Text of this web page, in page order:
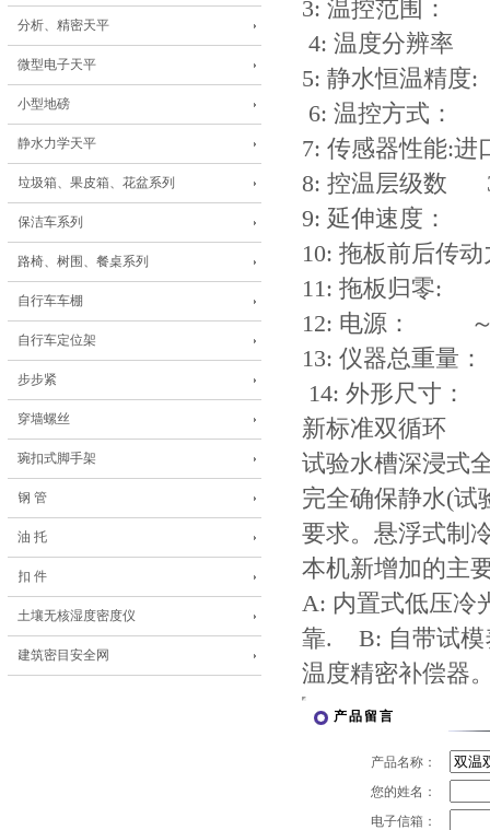
分析、精密天平
微型电子天平
小型地磅
静水力学天平
垃圾箱、果皮箱、花盆系列
保洁车系列
路椅、树围、餐桌系列
自行车车棚
自行车定位架
步步紧
穿墙螺丝
琬扣式脚手架
钢 管
油 托
扣 件
土壤无核湿度密度仪
建筑密目安全网
3: 温控范
4: 温度分辨率
5: 静水恒温
6: 温控方式：
7: 传感器性
8: 控温层级
9: 延伸速度：
10: 拖板前后传
11: 拖板归
12: 电源： ～
13: 仪器
14: 外形尺寸：
新标准双循环
试验水槽深浸式
完全确保静水(试
要求。悬浮式制
本机新增加的主
A: 内置式低压冷
靠. B: 自带试模
温度精密补偿器
产品留言
产品名称：
您的姓名：
电子信箱：